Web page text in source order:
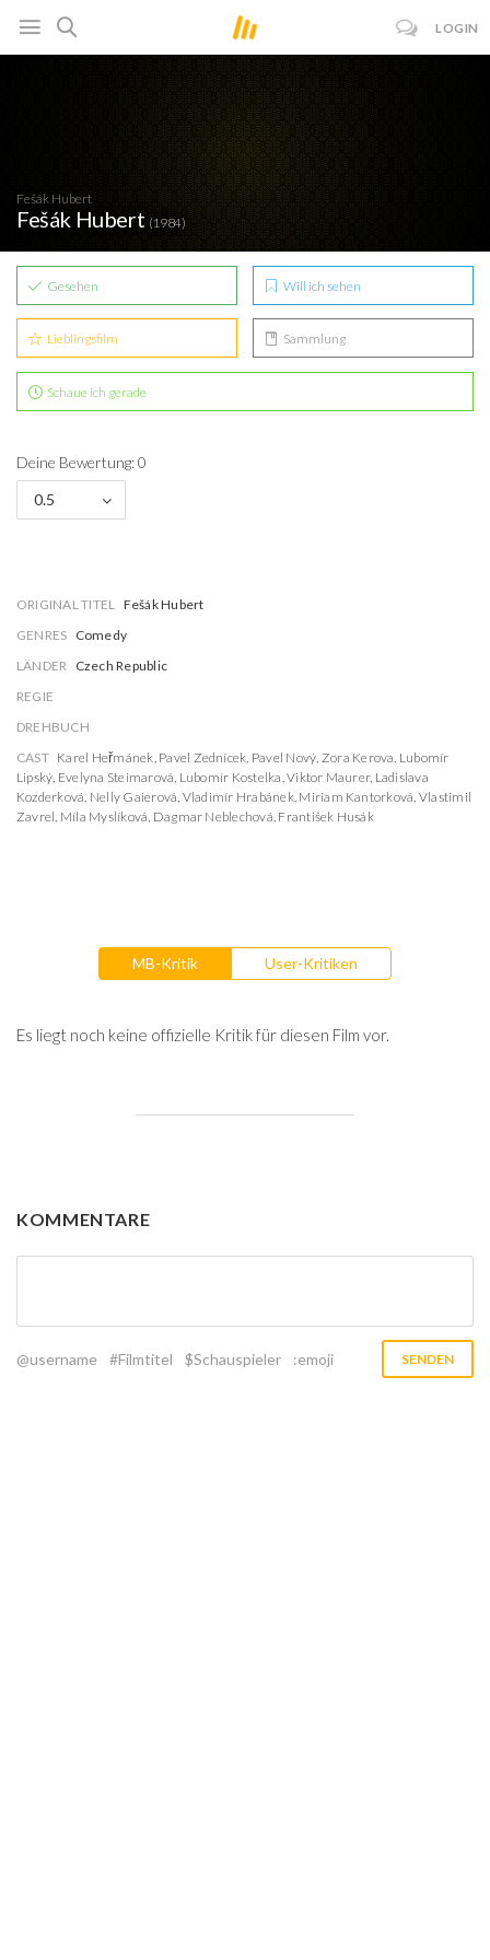
LOGIN
Fešák Hubert
Fešák Hubert (1984)
Gesehen Will ich sehen
Lieblingsfilm Sammlung
Schaue ich gerade
Deine Bewertung: 0
0.5
ORIGINAL TITEL Fešák Hubert
GENRES Comedy
LÄNDER Czech Republic
REGIE
DREHBUCH
CAST Karel Heřmánek, Pavel Zednícek, Pavel Nový, Zora Kerova, Lubomír
Lipský, Evelyna Steimarová, Lubomír Kostelka,Viktor Maurer, Ladislava
Kozderková, Nelly Gaierová, Vladimír Hrabánek, Miriam Kantorková, Vlastimil
Zavrel, Míla Myslíková, Dagmar Neblechová, František Husák
MB-Kritik User-Kritiken
Es liegt noch keine offizielle Kritik für diesen Film vor.
KOMMENTARE
@username #Filmtitel $Schauspieler :emoji